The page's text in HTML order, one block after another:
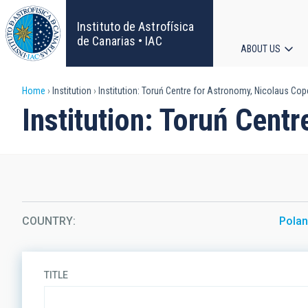
Skip
to
main
content
Instituto de Astrofísica
de Canarias • IAC
ABOUT US
Breadcrumb
Home Institution Institution: Toruń Centre for Astronomy, Nicolaus
Institution: Toruń
COUNTRY
TITLE